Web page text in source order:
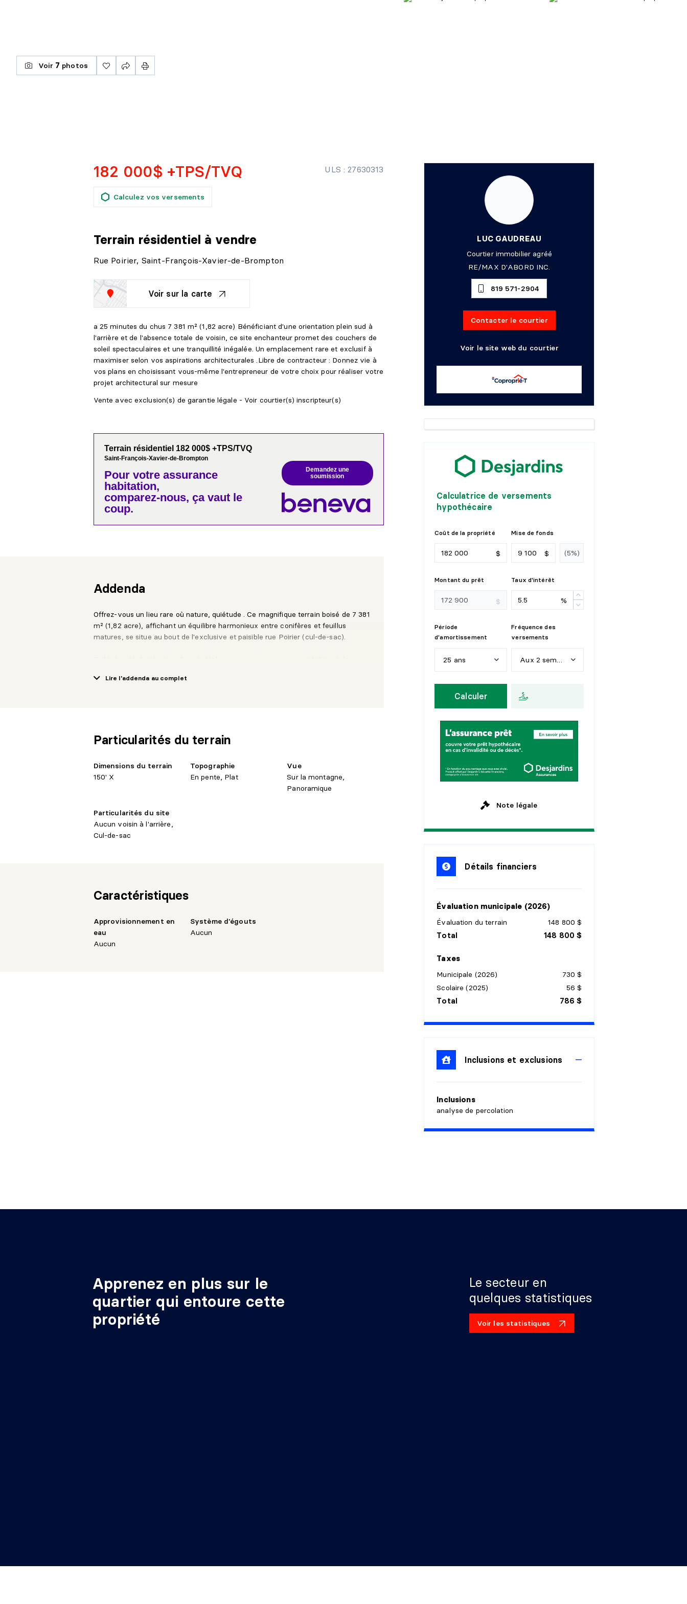
Voir 7 photos
182 000$ +TPS/TVQ
Calculez vos versements
ULS : 27630313
Terrain résidentiel à vendre
Rue Poirier, Saint-François-Xavier-de-Brompton
Voir sur la carte
a 25 minutes du chus 7 381 m² (1,82 acre) Bénéficiant d'une orientation plein sud à
l'arrière et de l'absence totale de voisin, ce site enchanteur promet des couchers de
soleil spectaculaires et une tranquillité inégalée. Un emplacement rare et exclusif à
maximiser selon vos aspirations architecturales .Libre de contracteur : Donnez vie à
vos plans en choisissant vous-même l'entrepreneur de votre choix pour réaliser votre
projet architectural sur mesure
Vente avec exclusion(s) de garantie légale - Voir courtier(s) inscripteur(s)
Terrain résidentiel 182 000$ +TPS/TVQ
Saint-François-Xavier-de-Brompton
Pour votreassurance
habitation,
comparez-nous, ça vaut le
coup.
Demandez une
soumission
Addenda
Offrez-vous un lieu rare où nature, quiétude . Ce magnifique terrain boisé de 7 381
m² (1,82 acre), affichant un équilibre harmonieux entre conifères et feuillus
matures, se situe au bout de l'exclusive et paisible rue Poirier (cul-de-sac).
fluide avec l'environnement. Sans aucun voisin à l'arrière, vous profiterez d'une
Lire l'addenda au complet
Particularités du terrain
Dimensions du terrain
150' X
Topographie
En pente, Plat
Vue
Sur la montagne,
Panoramique
Particularités du site
Aucun voisin à l'arrière,
Cul-de-sac
Caractéristiques
Approvisionnement en
eau
Aucun
Système d'égouts
Aucun
LUC GAUDREAU
Courtier immobilier agréé
RE/MAX D'ABORD INC.
819 571-2904
Contacter le courtier
Voir le site web du courtier
Calculatrice de versements
hypothécaire
Coût de la propriété
$
Mise de fonds
$
Montant du prêt
$
Taux d'intérêt
%
Période
d'amortissement
25 ans
5 ans
15
20 ans
25 ans
Fréquence des
versements
Aux 2 semaines
ensuelle
Calculer
Note légale
Détails financiers
Évaluation municipale (2026)
Évaluation du terrain 148 800 $
Total 148 800 $
Taxes
Municipale (2026)
730 $
Scolaire (2025)
56 $
Total 786 $
Inclusions et exclusions
Inclusions
analyse de percolation
Apprenez en plus sur le
quartier qui entoure cette
propriété
Le secteur en
quelques statistiques
Voir les statistiques